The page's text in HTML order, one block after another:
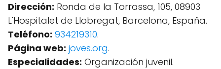
Dirección: Ronda de la Torrassa, 105, 08903
L'Hospitalet de Llobregat, Barcelona, España.
Teléfono: 934219310.
Página web: joves.org.
Especialidades: Organización juvenil.